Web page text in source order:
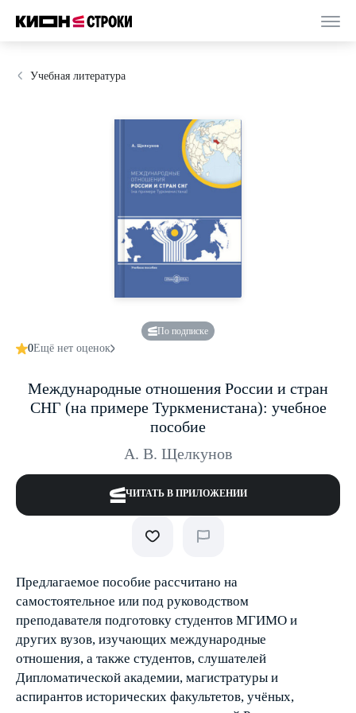
Учебная литература
По подписке
0Ещё нет оценок
Международные отношения России и стран
СНГ (на примере Туркменистана): учебное
пособие
А. В. Щелкунов
ЧИТАТЬ В ПРИЛОЖЕНИИ
Предлагаемое пособие рассчитано на
самостоятельное или под руководством
преподавателя подготовку студентов МГИМО и
других вузов, изучающих международные
отношения, а также студентов, слушателей
Дипломатической академии, магистратуры и
аспирантов исторических факультетов, учёных,